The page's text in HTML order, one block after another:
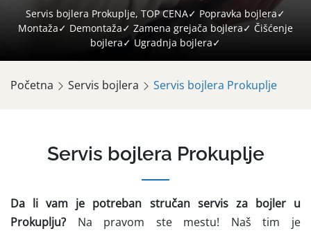
Servis bojlera Prokuplje, TOP CENA✓ Popravka bojlera✓
Montaža✓ Demontaža✓ Zamena grejača bojlera✓ Čišćenje
bojlera✓ Ugradnja bojlera✓
Početna Servis bojlera Servis bojlera Prokuplje
Servis bojlera Prokuplje
Da li vam je potreban stručan servis za bojler u
Prokuplju? Na pravom ste mestu! Naš tim je